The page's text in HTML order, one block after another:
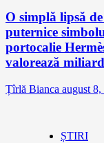
O simplă lipsă
puternice
portocalie
valorează
Țîrlă Bianca august
ȘTIRI